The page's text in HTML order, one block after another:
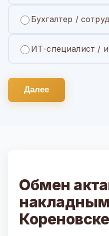
Бухгалтер /
ИТ-специалист /
Далее
Обмен
Кореновске